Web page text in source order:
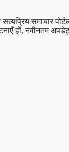
समाचार
हों, नवीनतम